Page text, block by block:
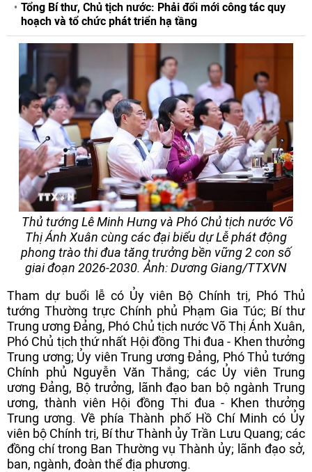
Tổng Bí thư, Chủ tịch nước: Phải đổi mới công tác quy
hoạch và tổ chức phát triển hạ tầng
Thủ tướng Lê Minh Hưng và Phó Chủ tịch nước Võ
Thị Ánh Xuân cùng các đại biểu dự Lễ phát động
phong trào thi đua tăng trưởng bền vững 2 con số
giai đoạn 2026-2030. Ảnh: Dương Giang/TTXVN
Tham dự buổi lễ có Ủy viên Bộ Chính trị, Phó Thủ
tướng Thường trực Chính phủ Phạm Gia Túc; Bí thư
Trung ương Đảng, Phó Chủ tịch nước Võ Thị Ánh Xuân,
Phó Chủ tịch thứ nhất Hội đồng Thi đua - Khen thưởng
Trung ương; Ủy viên Trung ương Đảng, Phó Thủ tướng
Chính phủ Nguyễn Văn Thắng; các Ủy viên Trung
ương Đảng, Bộ trưởng, lãnh đạo ban bộ ngành Trung
ương, thành viên Hội đồng Thi đua - Khen thưởng
Trung ương. Về phía Thành phố Hồ Chí Minh có Ủy
viên bộ Chính trị, Bí thư Thành ủy Trần Lưu Quang; các
đồng chí trong Ban Thường vụ Thành ủy; lãnh đạo sở,
ban, ngành, đoàn thể địa phương.